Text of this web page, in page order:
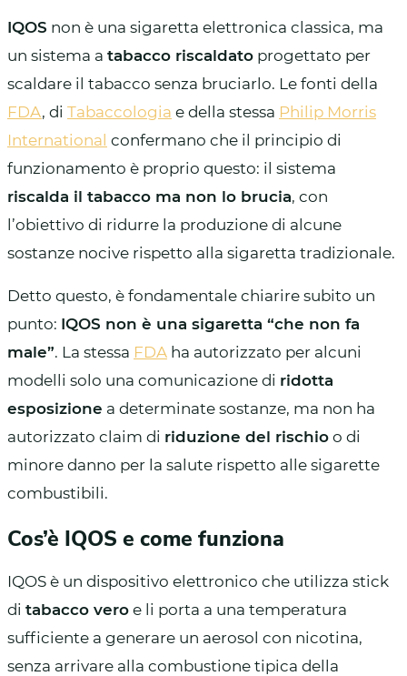
IQOS non è una sigaretta elettronica classica, ma
un sistema a tabacco riscaldato progettato per
scaldare il tabacco senza bruciarlo. Le fonti della
FDA, di Tabaccologia e della stessa Philip Morris
International confermano che il principio di
funzionamento è proprio questo: il sistema
riscalda il tabacco ma non lo brucia, con
l’obiettivo di ridurre la produzione di alcune
sostanze nocive rispetto alla sigaretta tradizionale.
Detto questo, è fondamentale chiarire subito un
punto: IQOS non è una sigaretta “che non fa
male”. La stessa FDA ha autorizzato per alcuni
modelli solo una comunicazione di ridotta
esposizione a determinate sostanze, ma non ha
autorizzato claim di riduzione del rischio o di
minore danno per la salute rispetto alle sigarette
combustibili.
Cos’è IQOS e come funziona
IQOS è un dispositivo elettronico che utilizza stick
di tabacco vero e li porta a una temperatura
sufficiente a generare un aerosol con nicotina,
senza arrivare alla combustione tipica della